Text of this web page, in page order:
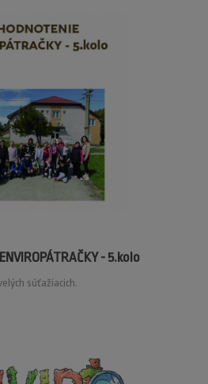
- 5.kolo
súťažiacich.